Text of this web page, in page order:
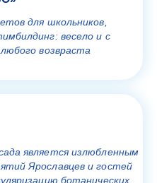
для школьников,
весело и с
возвраста
является излюбленным
Ярославцев и гостей
ботанических